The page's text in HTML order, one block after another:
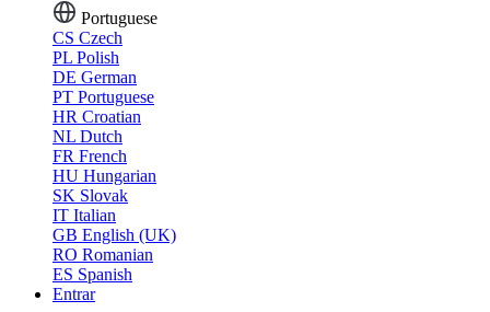
Portuguese
CS Czech
PL Polish
DE German
PT Portuguese
HR Croatian
NL Dutch
FR French
HU Hungarian
SK Slovak
IT Italian
GB English (UK)
RO Romanian
ES Spanish
Entrar